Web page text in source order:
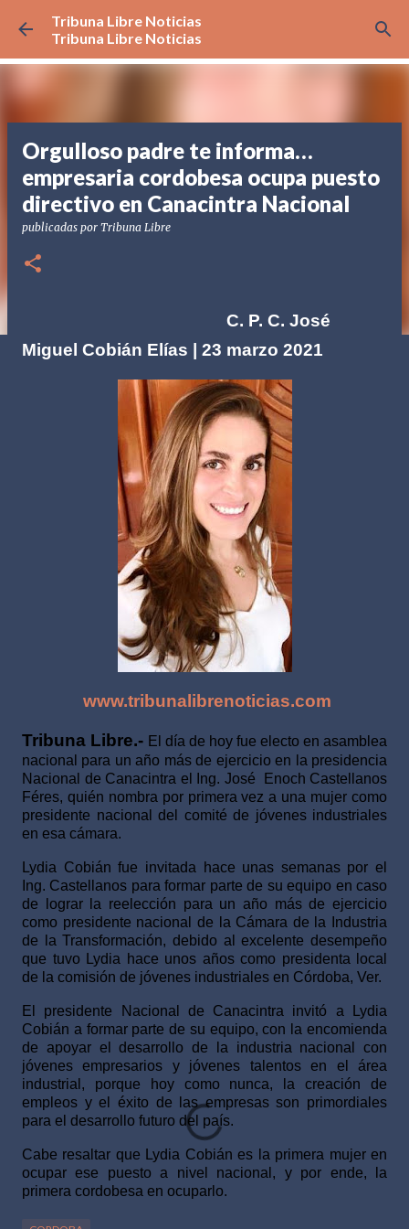
Ir al contenido principal
Tribuna Libre Noticias
Tribuna Libre Noticias
Orgulloso padre te informa…
empresaria cordobesa ocupa puesto
directivo en Canacintra Nacional
publicadas por Tribuna Libre
C. P. C. José
Miguel Cobián Elías | 23 marzo 2021
www.tribunalibrenoticias.com
Tribuna Libre.- El día de hoy fue electo en asamblea
nacional para un año más de ejercicio en la presidencia
Nacional de Canacintra el Ing. José Enoch Castellanos
Féres, quién nombra por primera vez a una mujer como
presidente nacional del comité de jóvenes industriales
en esa cámara.
Lydia Cobián fue invitada hace unas semanas por el
Ing. Castellanos para formar parte de su equipo en caso
de lograr la reelección para un año más de ejercicio
como presidente nacional de la Cámara de la Industria
de la Transformación, debido al excelente desempeño
que tuvo Lydia hace unos años como presidenta local
de la comisión de jóvenes industriales en Córdoba, Ver.
El presidente Nacional de Canacintra invitó a Lydia
Cobián a formar parte de su equipo, con la encomienda
de apoyar el desarrollo de la industria nacional con
jóvenes empresarios y jóvenes talentos en el área
industrial, porque hoy como nunca, la creación de
empleos y el éxito de las empresas son primordiales
para el desarrollo futuro del país.
Cabe resaltar que Lydia Cobián es la primera mujer en
ocupar ese puesto a nivel nacional, y por ende, la
primera cordobesa en ocuparlo.